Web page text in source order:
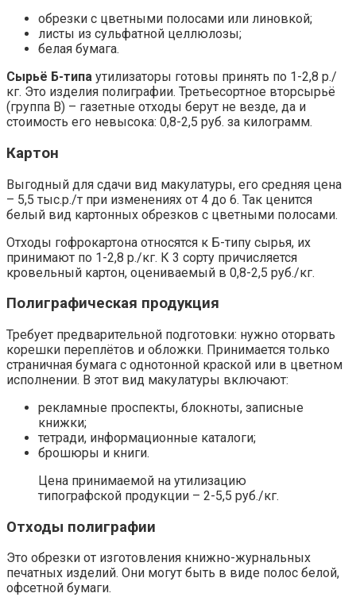
обрезки с цветными полосами или линовкой;
листы из сульфатной целлюлозы;
белая бумага.
Сырьё Б-типа утилизаторы готовы принять по 1-2,8 р./
кг. Это изделия полиграфии. Третьесортное вторсырьё
(группа В) – газетные отходы берут не везде, да и
стоимость его невысока: 0,8-2,5 руб. за килограмм.
Картон
Выгодный для сдачи вид макулатуры, его средняя цена
– 5,5 тыс.р./т при изменениях от 4 до 6. Так ценится
белый вид картонных обрезков с цветными полосами.
Отходы гофрокартона относятся к Б-типу сырья, их
принимают по 1-2,8 р./кг. К 3 сорту причисляется
кровельный картон, оцениваемый в 0,8-2,5 руб./кг.
Полиграфическая продукция
Требует предварительной подготовки: нужно оторвать
корешки переплётов и обложки. Принимается только
страничная бумага с однотонной краской или в цветном
исполнении. В этот вид макулатуры включают:
рекламные проспекты, блокноты, записные
книжки;
тетради, информационные каталоги;
брошюры и книги.
Цена принимаемой на утилизацию
типографской продукции – 2-5,5 руб./кг.
Отходы полиграфии
Это обрезки от изготовления книжно-журнальных
печатных изделий. Они могут быть в виде полос белой,
офсетной бумаги.